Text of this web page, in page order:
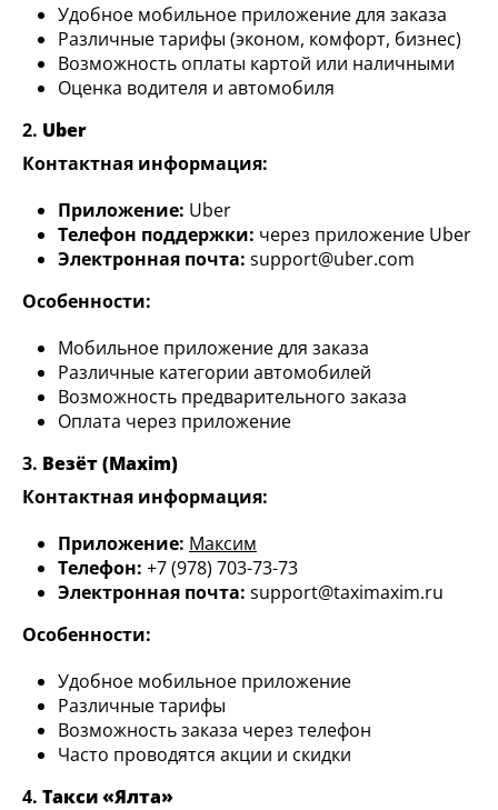
Удобное мобильное приложение для заказа
Различные тарифы (эконом, комфорт, бизнес)
Возможность оплаты картой или наличными
Оценка водителя и автомобиля
2. Uber
Контактная информация:
Приложение: Uber
Телефон поддержки: через приложение Uber
Электронная почта: support@uber.com
Особенности:
Мобильное приложение для заказа
Различные категории автомобилей
Возможность предварительного заказа
Оплата через приложение
3. Везёт (Maxim)
Контактная информация:
Приложение: Максим
Телефон: +7 (978) 703-73-73
Электронная почта: support@taximaxim.ru
Особенности:
Удобное мобильное приложение
Различные тарифы
Возможность заказа через телефон
Часто проводятся акции и скидки
4. Такси «Ялта»